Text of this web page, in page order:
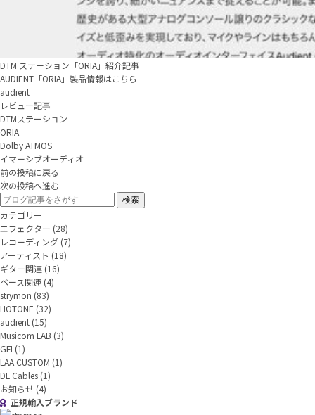
DTM ステーション「ORIA」紹介記事
AUDIENT「ORIA」製品情報はこちら
audient
レビュー記事
DTMステーション
ORIA
Dolby ATMOS
イマーシブオーディオ
前の投稿に戻る
次の投稿へ進む
カテゴリー
エフェクター (28)
レコーディング (7)
アーティスト (18)
ギター関連 (16)
ベース関連 (4)
strymon (83)
HOTONE (32)
audient (15)
Musicom LAB (3)
GFI (1)
LAA CUSTOM (1)
DL Cables (1)
お知らせ (4)
正規輸入ブランド